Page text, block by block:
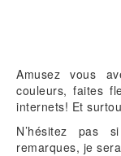
Amusez vous
couleurs, faites
internets! Et
N’hésitez pas
remarques, je